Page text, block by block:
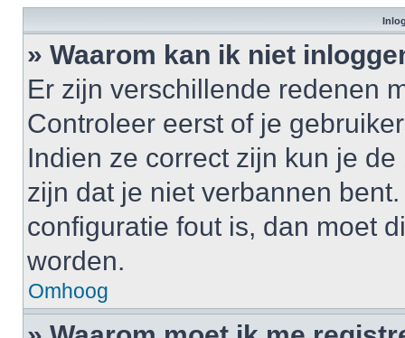
» Waarom kan ik niet
Er zijn verschillende redenen
Controleer eerst of je
Indien ze correct zijn kun je
zijn dat je niet verbannen
configuratie fout is, dan moet
worden.
Omhoog